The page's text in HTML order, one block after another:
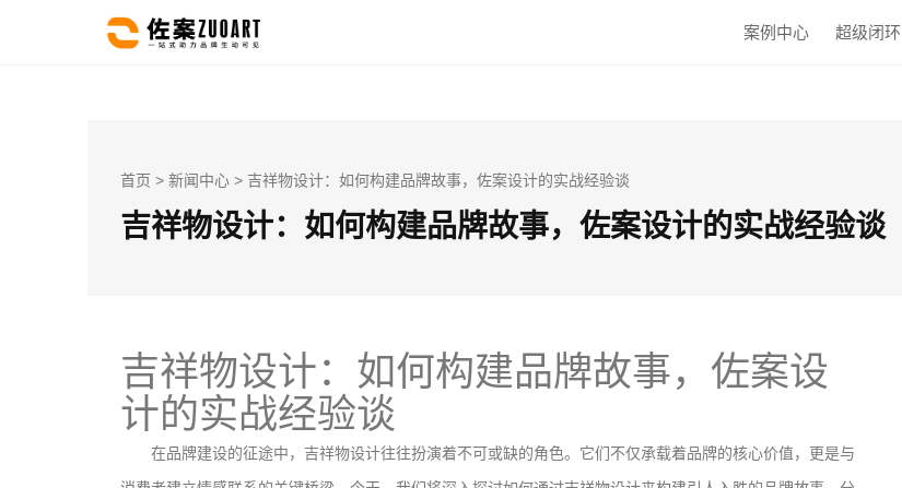
案例中心 超级闭环
首页 > 新闻中心 > 吉祥物设计：如何构建品牌故事，佐案设计的实战经验谈
吉祥物设计：如何构建品牌故事，佐案设计的实战经验谈
吉祥物设计：如何构建品牌故事，佐案设
计的实战经验谈
在品牌建设的征途中，吉祥物设计往往扮演着不可或缺的角色。它们不仅承载着品牌的核心价值，更是与